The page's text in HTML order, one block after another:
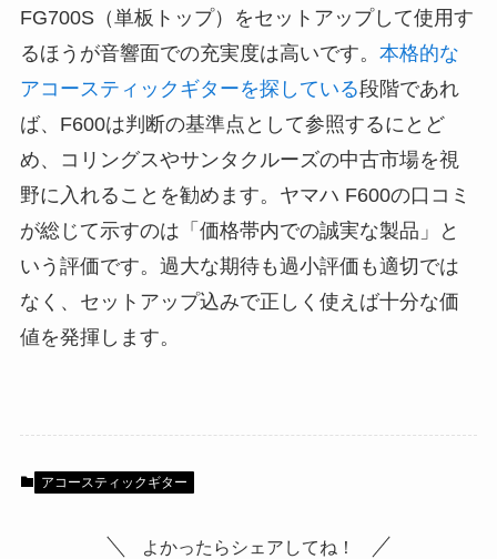
FG700S（単板トップ）をセットアップして使用す
るほうが音響面での充実度は高いです。 本格的な
アコースティックギターを探している段階であれ
ば、F600は判断の基準点として参照するにとど
め、コリングスやサンタクルーズの中古市場を視
野に入れることを勧めます。ヤマハ F600の口コミ
が総じて示すのは「価格帯内での誠実な製品」と
いう評価です。過大な期待も過小評価も適切では
なく、セットアップ込みで正しく使えば十分な価
値を発揮します。
アコースティックギター
よかったらシェアしてね！